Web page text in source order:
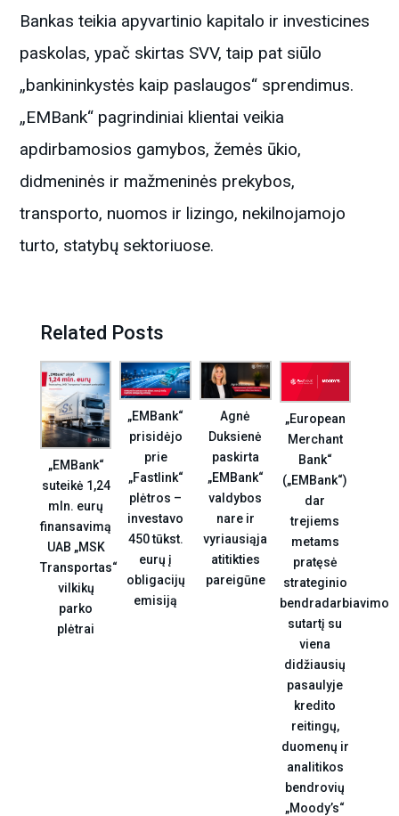
Bankas teikia apyvartinio kapitalo ir investicines
paskolas, ypač skirtas SVV, taip pat siūlo
„bankininkystės kaip paslaugos“ sprendimus.
„EMBank“ pagrindiniai klientai veikia
apdirbamosios gamybos, žemės ūkio,
didmeninės ir mažmeninės prekybos,
transporto, nuomos ir lizingo, nekilnojamojo
turto, statybų sektoriuose.
Related Posts
„EMBank“
suteikė 1,24
mln. eurų
finansavimą
UAB „MSK
Transportas“
vilkikų
parko
plėtrai
„EMBank“
prisidėjo
prie
„Fastlink“
plėtros –
investavo
450 tūkst.
eurų į
obligacijų
emisiją
Agnė
Duksienė
paskirta
„EMBank“
valdybos
nare ir
vyriausiąja
atitikties
pareigūne
„European
Merchant
Bank“
(„EMBank“)
dar
trejiems
metams
pratęsė
strateginio
bendradarbiavimo
sutartį su
viena
didžiausių
pasaulyje
kredito
reitingų,
duomenų ir
analitikos
bendrovių
„Moody’s“